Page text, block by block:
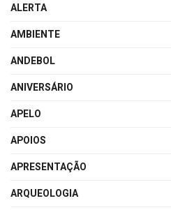
ALERTA
AMBIENTE
ANDEBOL
ANIVERSÁRIO
APELO
APOIOS
APRESENTAÇÃO
ARQUEOLOGIA